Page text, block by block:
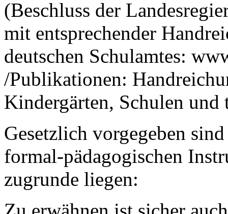
(Beschluss der
mit entsprechender
deutschen Schulamtes:
/Publikationen:
Kindergärten, Schulen
Gesetzlich vorgegeben
formal-pädagogischen
zugrunde liegen: